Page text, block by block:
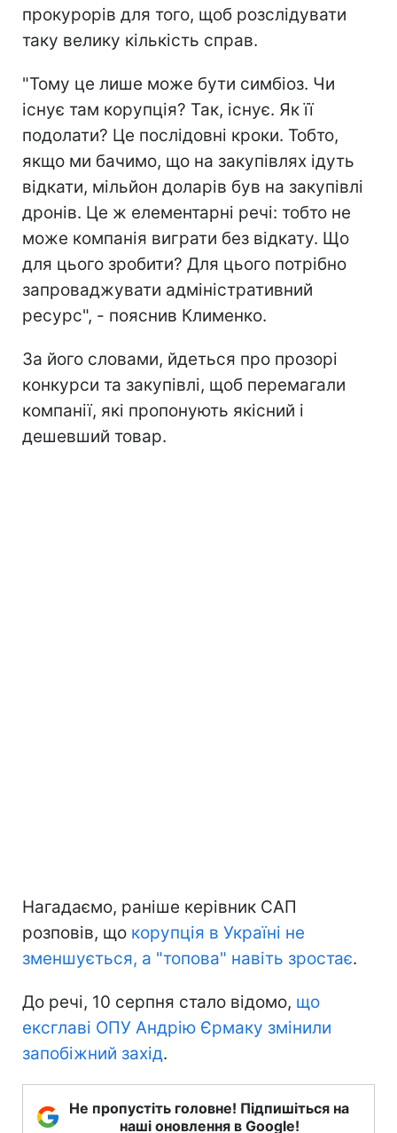
прокурорів для того, щоб розслідувати
таку велику кількість справ.
"Тому це лише може бути симбіоз. Чи
існує там корупція? Так, існує. Як її
подолати? Це послідовні кроки. Тобто,
якщо ми бачимо, що на закупівлях ідуть
відкати, мільйон доларів був на закупівлі
дронів. Це ж елементарні речі: тобто не
може компанія виграти без відкату. Що
для цього зробити? Для цього потрібно
запроваджувати адміністративний
ресурс", - пояснив Клименко.
За його словами, йдеться про прозорі
конкурси та закупівлі, щоб перемагали
компанії, які пропонують якісний і
дешевший товар.
Нагадаємо, раніше керівник САП
розповів, що корупція в Україні не
зменшується, а "топова" навіть зростає.
До речі, 10 серпня стало відомо, що
ексглаві ОПУ Андрію Єрмаку змінили
запобіжний захід.
Не пропустіть головне! Підпишіться на
наші оновлення в Google!